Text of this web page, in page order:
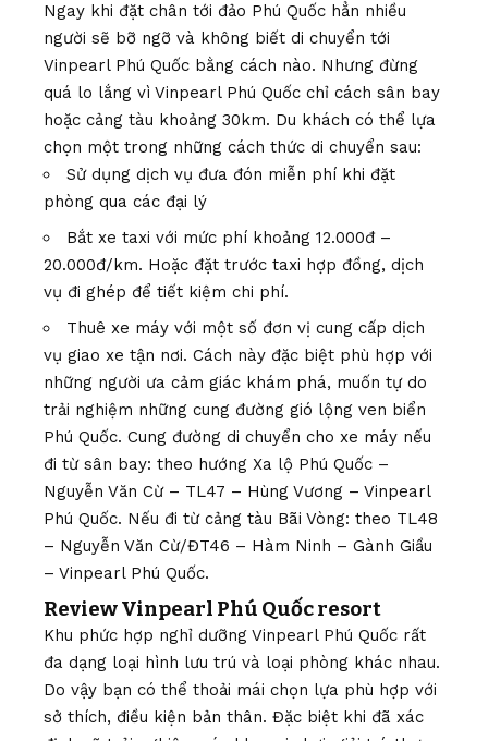
Ngay khi đặt chân tới đảo Phú Quốc hẳn nhiều
người sẽ bỡ ngỡ và không biết di chuyển tới
Vinpearl Phú Quốc bằng cách nào. Nhưng đừng
quá lo lắng vì Vinpearl Phú Quốc chỉ cách sân bay
hoặc cảng tàu khoảng 30km. Du khách có thể lựa
chọn một trong những cách thức di chuyển sau:
Sử dụng dịch vụ đưa đón miễn phí khi đặt
phòng qua các đại lý
Bắt xe taxi với mức phí khoảng 12.000đ –
20.000đ/km. Hoặc đặt trước taxi hợp đồng, dịch
vụ đi ghép để tiết kiệm chi phí.
Thuê xe máy với một số đơn vị cung cấp dịch
vụ giao xe tận nơi. Cách này đặc biệt phù hợp với
những người ưa cảm giác khám phá, muốn tự do
trải nghiệm những cung đường gió lộng ven biển
Phú Quốc. Cung đường di chuyển cho xe máy nếu
đi từ sân bay: theo hướng Xa lộ Phú Quốc –
Nguyễn Văn Cừ – TL47 – Hùng Vương – Vinpearl
Phú Quốc. Nếu đi từ cảng tàu Bãi Vòng: theo TL48
– Nguyễn Văn Cừ/ĐT46 – Hàm Ninh – Gành Giầu
– Vinpearl Phú Quốc.
Review Vinpearl Phú Quốc resort
Khu phức hợp nghỉ dưỡng Vinpearl Phú Quốc rất
đa dạng loại hình lưu trú và loại phòng khác nhau.
Do vậy bạn có thể thoải mái chọn lựa phù hợp với
sở thích, điều kiện bản thân. Đặc biệt khi đã xác